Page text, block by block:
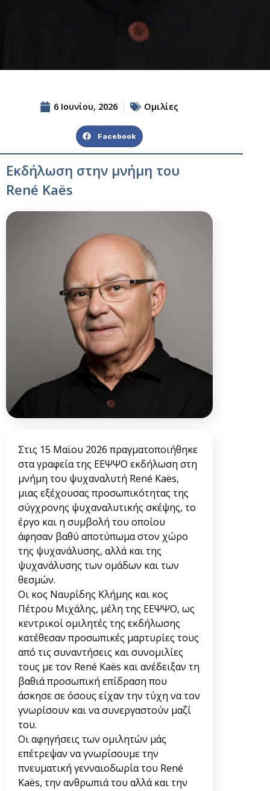
6 Ιουνίου, 2026 Ομιλίες
Facebook
Εκδήλωση στην μνήμη του
René Kaës
Στις 15 Μαϊου 2026 πραγματοποιήθηκε
στα γραφεία της ΕΕΨΨΟ εκδήλωση στη
μνήμη του ψυχαναλυτή René Kaës,
μιας εξέχουσας προσωπικότητας της
σύγχρονης ψυχαναλυτικής σκέψης, το
έργο και η συμβολή του οποίου
άφησαν βαθύ αποτύπωμα στον χώρο
της ψυχανάλυσης, αλλά και της
ψυχανάλυσης των ομάδων και των
θεσμών.
Οι κος Ναυρίδης Κλήμης και κος
Πέτρου Μιχάλης, μέλη της ΕΕΨΨΟ, ως
κεντρικοί ομιλητές της εκδήλωσης
κατέθεσαν προσωπικές μαρτυρίες τους
από τις συναντήσεις και συνομιλίες
τους με τον René Kaës και ανέδειξαν τη
βαθιά προσωπική επίδραση που
άσκησε σε όσους είχαν την τύχη να τον
γνωρίσουν και να συνεργαστούν μαζί
του.
Οι αφηγήσεις των ομιλητών μάς
επέτρεψαν να γνωρίσουμε την
πνευματική γενναιοδωρία του René
Kaës, την ανθρωπιά του αλλά και την